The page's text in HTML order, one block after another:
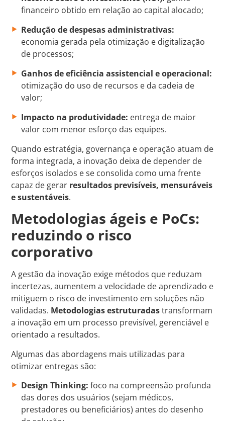
financeiro obtido em relação ao capital alocado;
Redução de despesas administrativas:
economia gerada pela otimização e digitalização
de processos;
Ganhos de eficiência assistencial e operacional:
otimização do uso de recursos e da cadeia de
valor;
Impacto na produtividade: entrega de maior
valor com menor esforço das equipes.
Quando estratégia, governança e operação atuam de
forma integrada, a inovação deixa de depender de
esforços isolados e se consolida como uma frente
capaz de gerar resultados previsíveis, mensuráveis
e sustentáveis.
Metodologias ágeis e PoCs:
reduzindo o risco
corporativo
A gestão da inovação exige métodos que reduzam
incertezas, aumentem a velocidade de aprendizado e
mitiguem o risco de investimento em soluções não
validadas. Metodologias estruturadastransformam
a inovação em um processo previsível, gerenciável e
orientado a resultados.
Algumas das abordagens mais utilizadas para
otimizar entregas são:
Design Thinking: foco na compreensão profunda
das dores dos usuários (sejam médicos,
prestadores ou beneficiários) antes do desenho